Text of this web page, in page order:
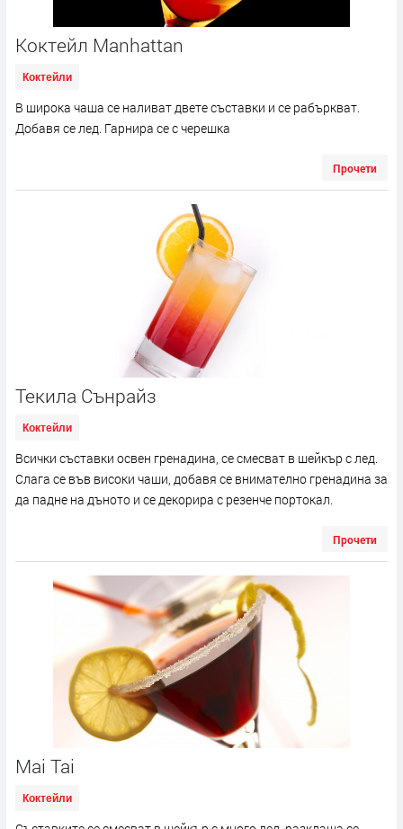
Коктейл Manhattan
Коктейли
В широка чаша се наливат двете съставки и се рабъркват.
Добавя се лед. Гарнира се с черешка
Прочети
Текила Сънрайз
Коктейли
Всички съставки освен гренадина, се смесват в шейкър с лед.
Слага се във високи чаши, добавя се внимателно гренадина за
да падне на дъното и се декорира с резенче портокал.
Прочети
Mai Tai
Коктейли